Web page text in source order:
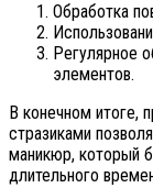
Обработка
Регулярное
элементов.
В конечном итоге,
стразиками
маникюр, который
длительного